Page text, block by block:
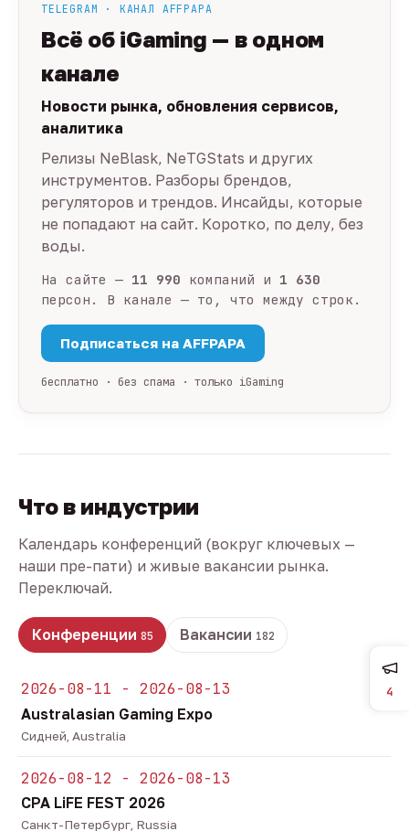
TELEGRAM · КАНАЛ AFFPAPA
Всё об iGaming — в одном
канале
Новости рынка, обновления сервисов,
аналитика
Релизы NeBlask, NeTGStats и других
инструментов. Разборы брендов,
регуляторов и трендов. Инсайды, которые
не попадают на сайт. Коротко, по делу, без
воды.
На сайте — 11 990 компаний и 1 630
персон. В канале — то, что между строк.
Подписаться на AFFPAPA
бесплатно · без спама · только iGaming
Что в индустрии
Календарь конференций (вокруг ключевых —
наши пре-пати) и живые вакансии рынка.
Переключай.
Конференции 85 Вакансии 182
2026-08-11 - 2026-08-13
Australasian Gaming Expo
Сидней, Australia
2026-08-12 - 2026-08-13
CPA LiFE FEST 2026
Санкт-Петербург, Russia
4